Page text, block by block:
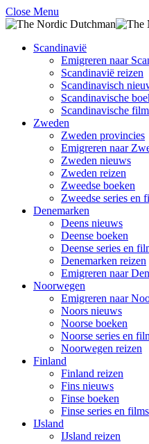
Close Menu
Scandinavië
Emigreren naar
Scandinavië reizen
Scandinavisch
Scandinavische
Scandinavische
Zweden
Zweden provincies
Emigreren naar
Zweden nieuws
Zweden reizen
Zweedse boeken
Zweedse series en
Denemarken
Deens nieuws
Deense boeken
Deense series en
Denemarken reizen
Emigreren naar
Noorwegen
Emigreren naar
Noors nieuws
Noorse boeken
Noorse series en
Noorwegen reizen
Finland
Finland reizen
Fins nieuws
Finse boeken
Finse series en films
IJsland
IJsland reizen